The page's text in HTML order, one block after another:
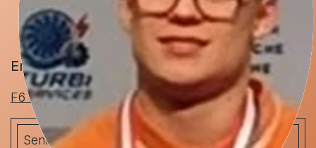
Enzo BOTTINO
F6 Pistolet 10 mètres
Seniors 1 2026 BESANÇON